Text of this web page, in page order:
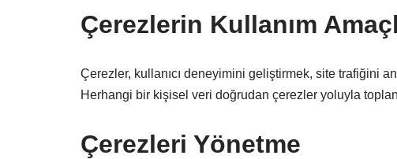
Çerezlerin Kullanım
Çerezler, kullanıcı deneyimini geliştirmek, site trafiğini
Herhangi bir kişisel veri doğrudan çerezler yoluyla
Çerezleri Yönetme